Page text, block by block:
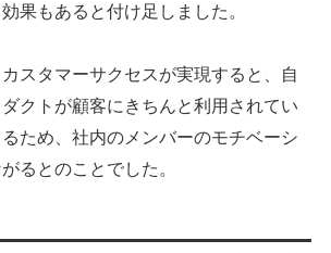
果もあると付け足しました。
スタマーサクセスが実現すると、自
クトが顧客にきちんと利用されてい
ため、社内のメンバーのモチベーシ
るとのことでした。